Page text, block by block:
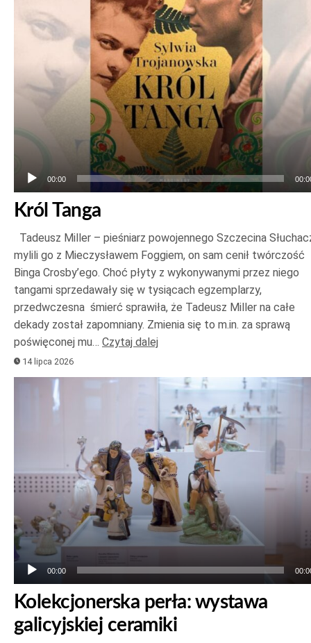
00:00
Król Tanga
Tadeusz Miller – pieśniarz powojennego Szczecina
mylili go z Mieczysławem Foggiem, on sam cenił twórczość
Binga Crosby’ego. Choć płyty z wykonywanymi przez niego
tangami sprzedawały się w tysiącach egzemplarzy,
przedwczesna śmierć sprawiła, że Tadeusz Miller na całe
dekady został zapomniany. Zmienia się to m.in. za sprawą
poświęconej mu… Czytaj dalej
14 lipca 2026
Odtwarzacz
00:00
Kolekcjonerska perła: wystawa
galicyjskiej ceramiki